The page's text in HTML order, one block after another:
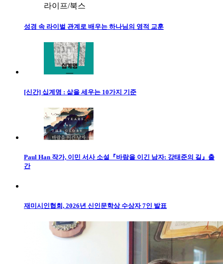
라이프/북스
성경 속 라이벌 관계로 배우는 하나님의 영적 교훈
[신간] 십계명 : 삶을 세우는 10가지 기준
Paul Han 작가, 이민 서사 소설『바람을 이긴 남자: 강태준의 길』출
간
재미시인협회, 2026년 신인문학상 수상자 7인 발표